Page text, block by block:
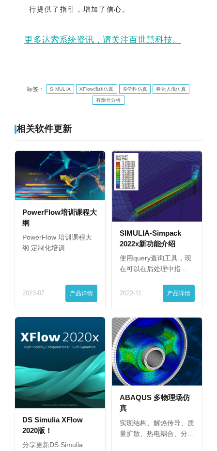
行提供了指引，增加了信心。
更多达索系统资讯，请关注百世慧科技。
标签： SIMULIA XFlow流体仿真 多学科仿真 春运人流仿真
有限元分析
相关软件更新
PowerFlow培训课程大
纲
PowerFlow 培训课程大
纲 定制化培训…
2023-07 产品详情
SIMULIA-Simpack
2022x新功能介绍
使用query查询工具，现
在可以在后处理中指…
2022-11 产品详情
DS Simulia XFlow
2020版！
分享更新DS Simulia
ABAQUS 多物理场仿
真
实现结构、解热传导、质
量扩散、热电耦合、分